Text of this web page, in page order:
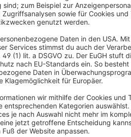
Dank der feuchtigkeits-
jeden Raum geeignet.
Tuch abwischen.
Flexible
Mit den 35 mm breiten
Neigung der Lamellen.
komfortabel - mit nur
Häufige Fragen